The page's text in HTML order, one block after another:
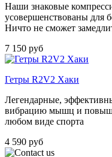
Наши знаковые
усовершенствованы для
Ничто не сможет
7 150 руб
Гетры R2V2 Хаки
Легендарные,
вибрацию мышц и
любом виде спорта
4 590 руб